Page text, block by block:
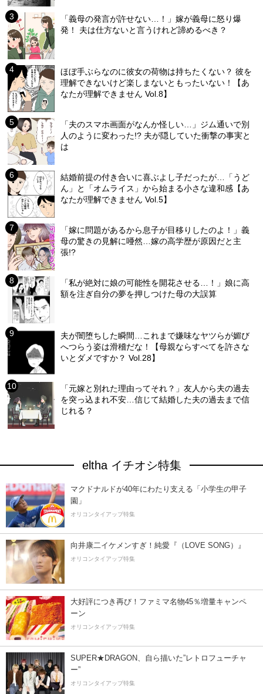
「義母の発言が許せない…！」嫁が義母に怒り爆
発！ 夫は仕方ないと言うけれど諦めるべき？
ほぼ手ぶらなのに彼女の荷物は持ちたくない？ 彼を
理解できないけど楽しまないともったいない！【あ
なたが理解できません Vol.8】
「夫のスマホ画面がなんか怪しい…」ジム通いで別
人のように変わった!? 夫が隠していた衝撃の事実と
は
結婚前提の付き合いに喜ぶよし子だったが…「うど
ん」と「オムライス」から始まる小さな違和感【あ
なたが理解できません Vol.5】
「嫁に問題があるから息子が目移りしたのよ！」義
母の驚きの見解に唖然…嫁の高学歴が原因だと主
張!?
「私が絶対に娘の可能性を開花させる…！」娘に高
額を注ぎ自分の夢を押しつけた母の大誤算
夫が闇堕ちした瞬間…これまで嫌味なヤツらが媚び
へつらう姿は滑稽だな！【母親ならすべてを許さな
いとダメですか？ Vol.28】
「元嫁と別れた理由ってそれ？」友人から夫の過去
を突っ込まれ不安…信じて結婚した夫の過去まで信
じれる？
eltha イチオシ特集
マクドナルドが40年にわたり支える「小学生の甲子
園」
オリコンタイアップ特集
向井康二イケメンすぎ！純愛『（LOVE SONG）』
オリコンタイアップ特集
大好評につき再び！ファミマ名物45％増量キャンペ
ーン
オリコンタイアップ特集
SUPER★DRAGON、自ら描いた”レトロフューチャ
ー”
オリコンタイアップ特集